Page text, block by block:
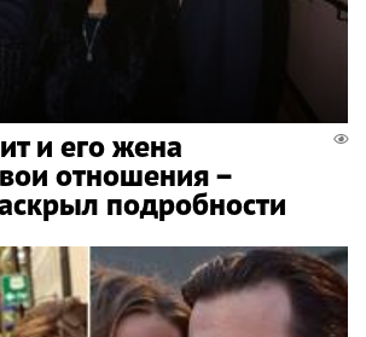
и его жена
отношения –
подробности